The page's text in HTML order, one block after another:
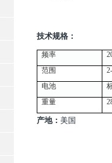
技术规格：
频率
范围
电池
重量
产地： 美国